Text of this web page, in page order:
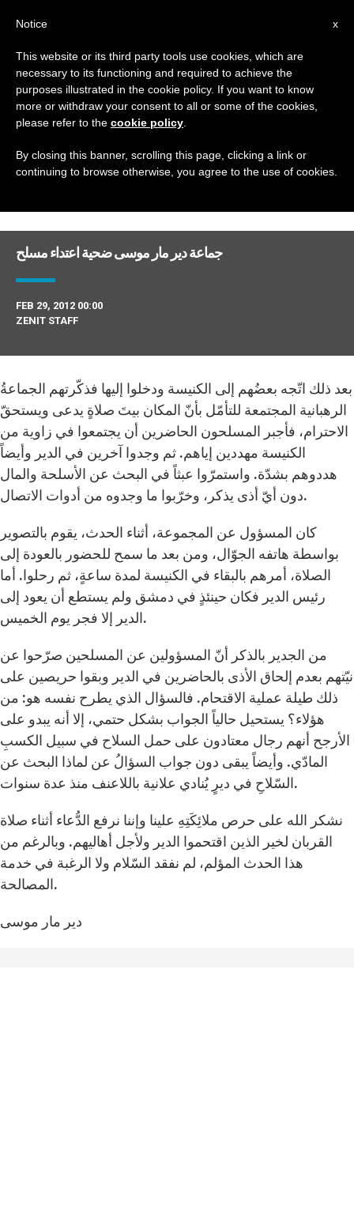
MONTH
February, 2012
DERNIÈRES NOUVELLES
جماعة دير مار موسى ضحية اعتداء مسلح
FEB 29, 2012 00:00
ZENIT STAFF
بعد ذلك اتّجه بعضُهم إلى الكنيسة ودخلوا إليها فذكّرتهم الجماعةُ
الرهبانية المجتمعة للتأمّل بأنّ المكان بيتَ صلاةٍ يدعى ويستحقّ
الاحترام، فأجبر المسلحون الحاضرين أن يجتمعوا في زاوية من
الكنيسة مهددين إياهم. ثم وجدوا آخرين في الدير وأيضاً
هددوهم بشدّة. واستمرّوا عبثاً في البحث عن الأسلحة والمال
دون أيّ أذى يذكر، وخرّبوا ما وجدوه من أدوات الاتصال.
كان المسؤول عن المجموعة، أثناء الحدث، يقوم بالتصوير
بواسطة هاتفه الجوّال، ومن بعد ما سمح للحضور بالعودة إلى
الصلاة، أمرهم بالبقاء في الكنيسة لمدة ساعةٍ، ثم رحلوا. أما
رئيس الدير فكان حينئذٍ في دمشق ولم يستطع أن يعود إلى
الدير إلا فجر يوم الخميس.
من الجدير بالذكر أنّ المسؤولين عن المسلحين صرّحوا عن
نيّتهم بعدم إلحاق الأذى بالحاضرين في الدير وبقوا حريصين على
ذلك طيلة عملية الاقتحام. فالسؤال الذي يطرح نفسه هو: من
هؤلاء؟ يستحيل حالياً الجواب بشكل حتمي، إلا أنه يبدو على
الأرجح أنهم رجال معتادون على حمل السلاح في سبيل الكسبِ
المادّي. وأيضاً يبقى دون جواب السؤالُ عن لماذا البحث عن
السّلاحِ في ديرٍ يُنادي علانية باللاعنف منذ عدة سنوات.
نشكر الله على حرص ملائِكَتِهِ علينا وإننا نرفع الدُّعاء أثناء صلاة
القربان لخير الذين اقتحموا الدير ولأجل أهاليهم. وبالرغم من
هذا الحدث المؤلم، لم نفقد السّلام ولا الرغبة في خدمة
المصالحة.
دير مار موسى
x
Notice
This website or its third party tools use cookies, which are
necessary to its functioning and required to achieve the
purposes illustrated in the cookie policy. If you want to know
more or withdraw your consent to all or some of the cookies,
please refer to the cookie policy
By closing this banner, scrolling this page, clicking a link or
continuing to browse otherwise, you agree to the use of cookies.